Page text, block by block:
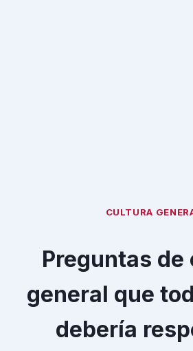
CULTURA
Preguntas de
general que
debería